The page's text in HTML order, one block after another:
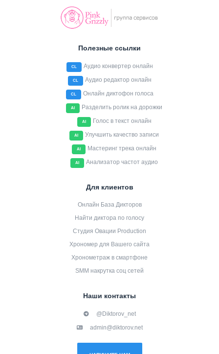
Полезные ссылки
CL Аудио конвертер онлайн
CL Аудио редактор онлайн
CL Онлайн диктофон голоса
AI Разделить ролик на дорожки
AI Голос в текст онлайн
AI Улучшить качество записи
AI Мастеринг трека онлайн
AI Анализатор частот аудио
Для клиентов
Онлайн База Дикторов
Найти диктора по голосу
Студия Овации Production
Хрономер для Вашего сайта
Хронометраж в смартфоне
SMM накрутка соц сетей
Наши контакты
@Diktorov_net
admin@diktorov.net